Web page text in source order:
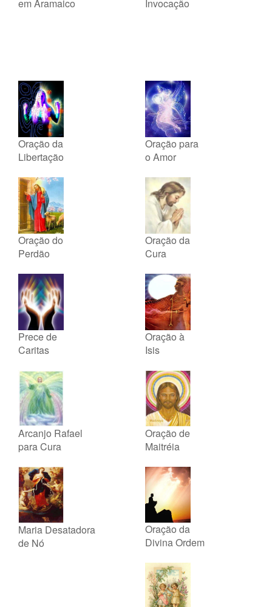
em Aramaico Invocação
Oração da
Libertação
Oração para
o Amor
Oração do
Perdão
Oração da
Cura
Prece de
Caritas
Oração à
Isis
Arcanjo Rafael
para Cura
Oração de
Maitréia
Maria Desatadora
de Nó
Oração da
Divina Ordem